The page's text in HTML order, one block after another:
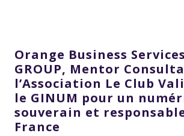
Orange Business
GROUP, Mentor
l’Association Le Club
le GINUM pour un
souverain et
France